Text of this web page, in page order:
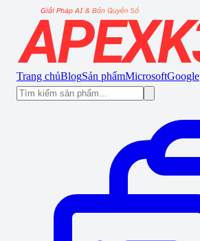
Trang chủBlogSản phẩmMicrosoftGoogle